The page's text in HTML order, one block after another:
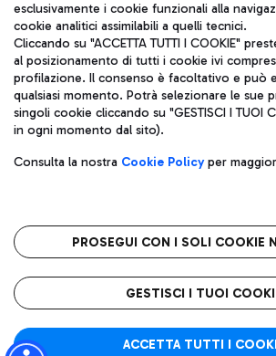
Aeroporti di Roma S.p.A. - Società soggetta
coordinamento di Mundys S.p.A.
Codice fiscale e Registro delle Imprese di
IVA 06572251004
Capitale sociale 62.224.743,00 int. vers.
Sede legale: Via Pier Paolo Racchetti 1 -
telefono +39 06 65951
Privacy policy
Note legali
Roma FCO
L'aeroporto
esclusivamente i cookie funzionali alla
cookie analitici assimilabili a quelli tecnici.
Cliccando su "ACCETTA TUTTI I COOKIE"
al posizionamento di tutti i cookie ivi
profilazione. Il consenso è facoltativo e può
qualsiasi momento. Potrà selezionare le sue
singoli cookie cliccando su "GESTISCI I TUOI
in ogni momento dal sito).
Consulta la nostra Cookie Policyper
PROSEGUI CON I SOLI COOKIE
GESTISCI I TUOI
ACCETTA TUTTI I